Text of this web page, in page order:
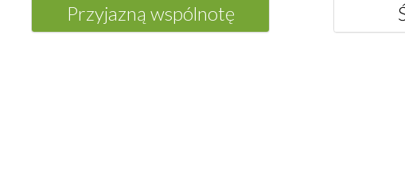
Przyjazną wspólnotę